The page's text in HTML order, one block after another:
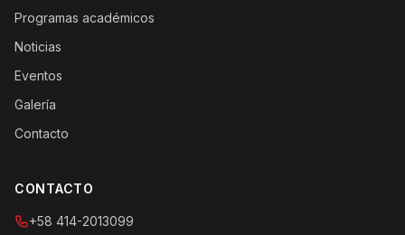
Programas académicos
Noticias
Eventos
Galería
Contacto
CONTACTO
+58 414-2013099